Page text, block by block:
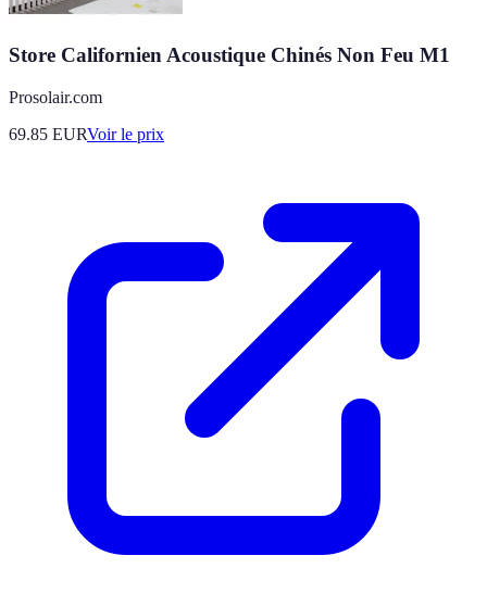
Store Californien Acoustique Chinés Non Feu M1
Prosolair.com
69.85 EURVoir le prix